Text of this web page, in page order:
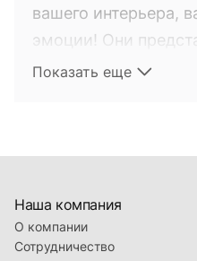
вашего интерьера,
эмоции! Они
фотопечать на
Оно может быть
желанию из
Показать еще
Наша компания
О компании
Сотрудничество